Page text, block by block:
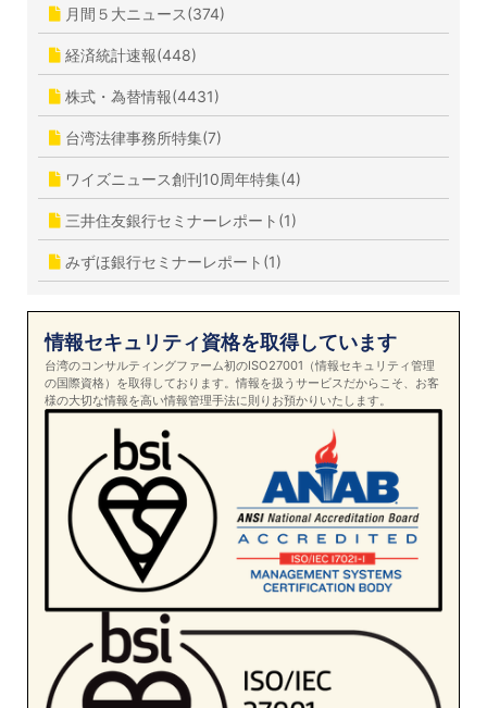
月間５大ニュース(374)
経済統計速報(448)
株式・為替情報(4431)
台湾法律事務所特集(7)
ワイズニュース創刊10周年特集(4)
三井住友銀行セミナーレポート(1)
みずほ銀行セミナーレポート(1)
情報セキュリティ資格を取得しています
台湾のコンサルティングファーム初のISO27001（情報セキュリティ管理
の国際資格）を取得しております。情報を扱うサービスだからこそ、お客
様の大切な情報を高い情報管理手法に則りお預かりいたします。